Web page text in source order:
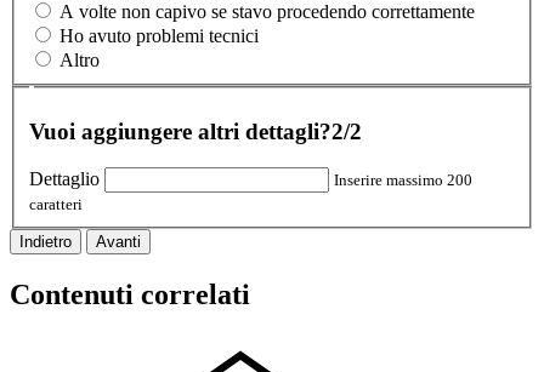
A volte non capivo se stavo procedendo correttamente
Ho avuto problemi tecnici
Altro
Vuoi aggiungere altri dettagli?2/2
Dettaglio
Inserire massimo 200
caratteri
Indietro Avanti
Contenuti correlati